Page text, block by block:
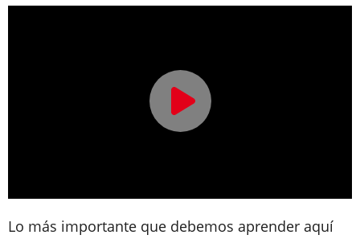
Lo más importante que debemos aprender aquí